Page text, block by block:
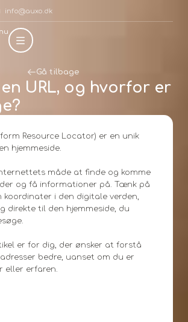
info@auxo.dk
Gå tilbage
URL, og hvorfor er
Resource Locator) er en unik
hjemmeside.
måde at finde og komme
og få informationer på. Tænk på
koordinater i den digitale verden,
direkte til den hjemmeside, du
er for dig, der ønsker at forstå
bedre, uanset om du er
eller erfaren.